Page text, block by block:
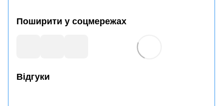
Поширити у соцмережах
Відгуки